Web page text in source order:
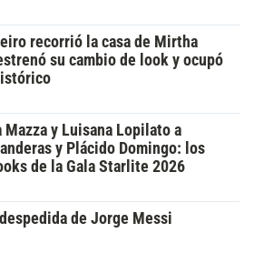
recorrió la casa de Mirtha
su cambio de look y ocupó
Mazza y Luisana Lopilato a
y Plácido Domingo: los
de la Gala Starlite 2026
de Jorge Messi